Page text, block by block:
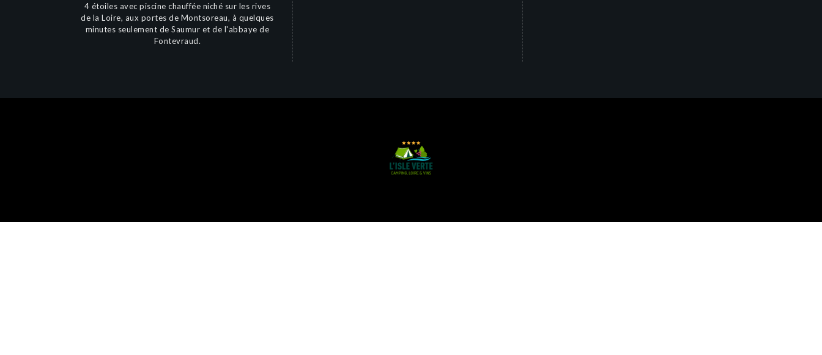
4 étoiles avec piscine chauffée niché sur les rives
de la Loire, aux portes de Montsoreau, à quelques
minutes seulement de Saumur et de l'abbaye de
Fontevraud.